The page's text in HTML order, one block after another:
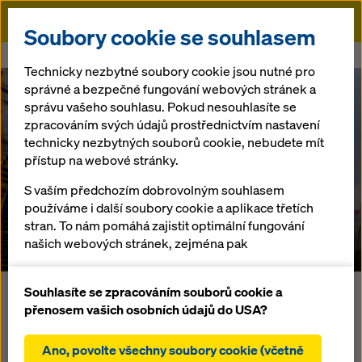
Doka
Reference
Hloubené tunely
Troja
Česká Republika
Tunelový projekt "Hloubené tunely Troja" je součástí
Pražského obchvatu. 6.380m dlouhá komunikace byla
postavena pro odlehčení provozu v centru Prahy. Obě
tunelové roury byly zhotoveny se vzájemným časovým
Soubory cookie se souhlasem
Technicky nezbytné soubory cookie jsou nutné pro
správné a bezpečné fungování webových stránek a
správu vašeho souhlasu. Pokud nesouhlasíte se
zpracováním svých údajů prostřednictvím nastavení
technicky nezbytných souborů cookie, nebudete mít
přístup na webové stránky.
S vaším předchozím dobrovolným souhlasem
používáme i další soubory cookie a aplikace třetích
stran. To nám pomáhá zajistit optimální fungování
našich webových stránek, zejména pak
stránek (funkční a statistické soubory cookie),
usnadnění hladkého procesu nákupu při
statistické soubory cookie),
Souhlasíte se zpracováním souborů cookie a
přenosem vašich osobních údajů do USA?
Ano, povolte všechny soubory cookie (včetně